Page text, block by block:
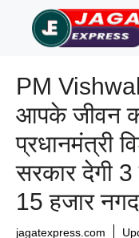
content
PM
आपके जीवन
प्रधानमंत्री
सरकार देगी
15 हजार नगद
jagatexpress.com